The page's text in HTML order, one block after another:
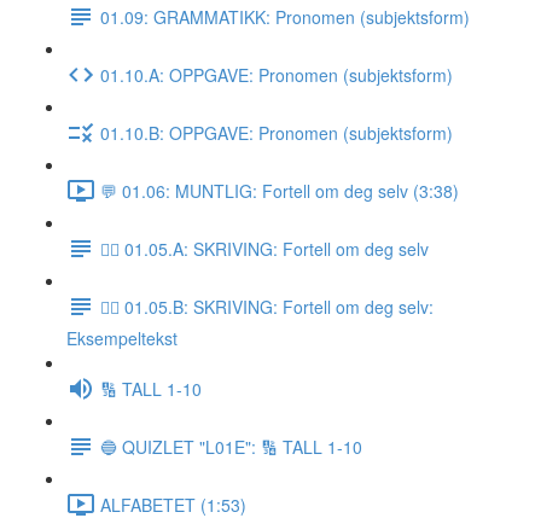
01.09: GRAMMATIKK: Pronomen (subjektsform)
01.10.A: OPPGAVE: Pronomen (subjektsform)
01.10.B: OPPGAVE: Pronomen (subjektsform)
💬 01.06: MUNTLIG: Fortell om deg selv (3:38)
✍🏼 01.05.A: SKRIVING: Fortell om deg selv
✍🏼 01.05.B: SKRIVING: Fortell om deg selv:
Eksempeltekst
🔢 TALL 1-10
🔵 QUIZLET "L01E": 🔢 TALL 1-10
ALFABETET (1:53)